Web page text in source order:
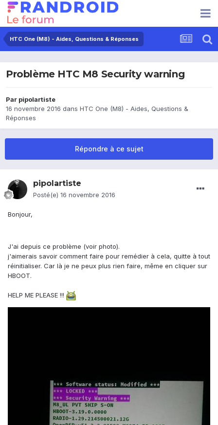
HTC One (M8) - Aides, Questions & Réponses
Problème HTC M8 Security warning
Par pipolartiste
16 novembre 2016 dans HTC One (M8) - Aides, Questions &
Réponses
Répondre à ce sujet
pipolartiste
Posté(e) 16 novembre 2016
Bonjour,
J'ai depuis ce problème (voir photo).
j'aimerais savoir comment faire pour remédier à cela, quitte à tout
réinitialiser. Car là je ne peux plus rien faire, même en cliquer sur
HBOOT.
HELP ME PLEASE !!!